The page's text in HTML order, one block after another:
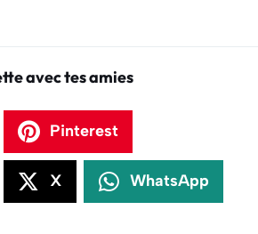
avec tes amies
Pinterest
X WhatsApp